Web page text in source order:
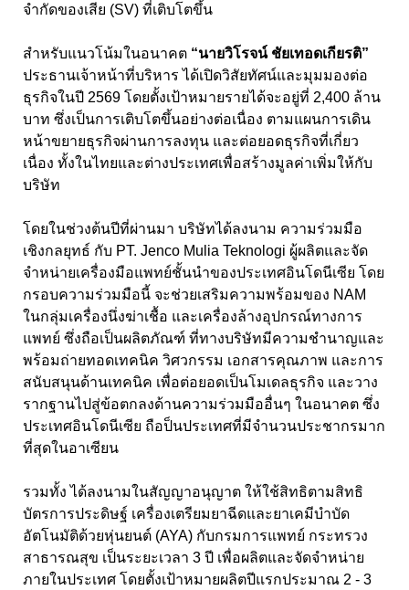
จำกัดของเสีย (SV) ที่เติบโตขึ้น
สำหรับแนวโน้มในอนาคต “นายวิโรจน์ ชัยเทอดเกียรติ”
ประธานเจ้าหน้าที่บริหาร ได้เปิดวิสัยทัศน์และมุมมองต่อ
ธุรกิจในปี 2569 โดยตั้งเป้าหมายรายได้จะอยู่ที่ 2,400 ล้าน
บาท ซึ่งเป็นการเติบโตขึ้นอย่างต่อเนื่อง ตามแผนการเดิน
หน้าขยายธุรกิจผ่านการลงทุน และต่อยอดธุรกิจที่เกี่ยว
เนื่อง ทั้งในไทยและต่างประเทศเพื่อสร้างมูลค่าเพิ่มให้กับ
บริษัท
โดยในช่วงต้นปีที่ผ่านมา บริษัทได้ลงนาม ความร่วมมือ
เชิงกลยุทธ์ กับ PT. Jenco Mulia Teknologi ผู้ผลิตและจัด
จำหน่ายเครื่องมือแพทย์ชั้นนำของประเทศอินโดนีเซีย โดย
กรอบความร่วมมือนี้ จะช่วยเสริมความพร้อมของ NAM
ในกลุ่มเครื่องนึ่งฆ่าเชื้อ และเครื่องล้างอุปกรณ์ทางการ
แพทย์ ซึ่งถือเป็นผลิตภัณฑ์ ที่ทางบริษัทมีความชำนาญและ
พร้อมถ่ายทอดเทคนิค วิศวกรรม เอกสารคุณภาพ และการ
สนับสนุนด้านเทคนิค เพื่อต่อยอดเป็นโมเดลธุรกิจ และวาง
รากฐานไปสู่ข้อตกลงด้านความร่วมมืออื่นๆ ในอนาคต ซึ่ง
ประเทศอินโดนีเซีย ถือป็นประเทศที่มีจำนวนประชากรมาก
ที่สุดในอาเซียน
รวมทั้ง ได้ลงนามในสัญญาอนุญาต ให้ใช้สิทธิตามสิทธิ
บัตรการประดิษฐ์ เครื่องเตรียมยาฉีดและยาเคมีบำบัด
อัตโนมัติด้วยหุ่นยนต์ (AYA) กับกรมการแพทย์ กระทรวง
สาธารณสุข เป็นระยะเวลา 3 ปี เพื่อผลิตและจัดจำหน่าย
ภายในประเทศ โดยตั้งเป้าหมายผลิตปีแรกประมาณ 2 - 3